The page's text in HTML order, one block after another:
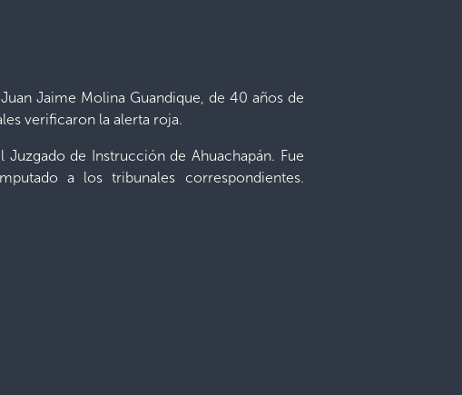
Jaime Molina Guandique, de 40 años de
verificaron la alerta roja.
de Instrucción de Ahuachapán. Fue
a los tribunales correspondientes.